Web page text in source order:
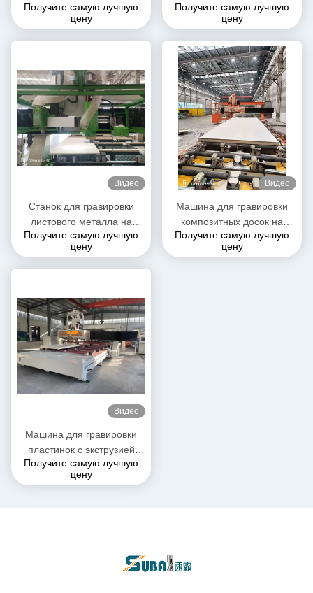
холодовых автомобилей
Получите самую лучшую
цену
холодильные грузовики
Автомобильные кузовные
композитные платы
Получите самую лучшую
цену
Видео
Станок для гравировки
листового металла на
полиуретановых
композитных панелях для
рефрижераторных
установок
Получите самую лучшую
цену
Видео
Машина для гравировки
композитных досок на
панели кабины
рефрижераторных
Получите самую лучшую
цену
Видео
Машина для гравировки
пластинок с экструзией
пенополитена 30100
Получите самую лучшую
цену